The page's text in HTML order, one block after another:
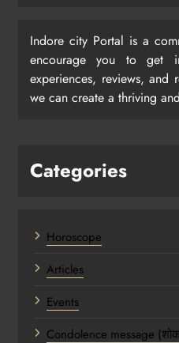
Indore city Portal is a
encourage you to get
experiences, reviews, and
we can create a thriving
Categories
Horoscope
Articles
Events
Condolence message